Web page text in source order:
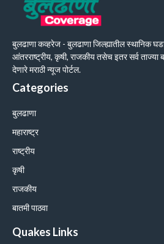
बुलढाणा कव्हरेज - बुलढाणा जिल्ह्यातील स्थानिक
आंतरराष्ट्रीय, कृषी, राजकीय तसेच इतर सर्व ताज्या
देणारे मराठी न्यूज पोर्टल.
Categories
बुलढाणा
महाराष्ट्र
राष्ट्रीय
कृषी
राजकीय
बातमी पाठवा
Quakes Links